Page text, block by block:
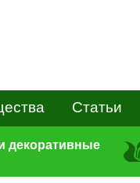
Статьи
декоративные